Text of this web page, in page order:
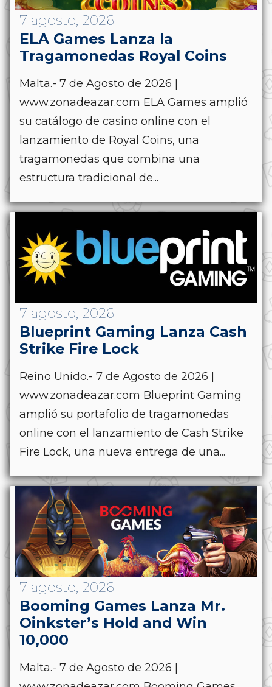
7 agosto, 2026
ELA Games Lanza la
Tragamonedas Royal Coins
Malta.- 7 de Agosto de 2026 |
www.zonadeazar.com ELA Games amplió
su catálogo de casino online con el
lanzamiento de Royal Coins, una
tragamonedas que combina una
estructura tradicional de...
7 agosto, 2026
Blueprint Gaming Lanza Cash
Strike Fire Lock
Reino Unido.- 7 de Agosto de 2026 |
www.zonadeazar.com Blueprint Gaming
amplió su portafolio de tragamonedas
online con el lanzamiento de Cash Strike
Fire Lock, una nueva entrega de una...
7 agosto, 2026
Booming Games Lanza Mr.
Oinkster’s Hold and Win
10,000
Malta.- 7 de Agosto de 2026 |